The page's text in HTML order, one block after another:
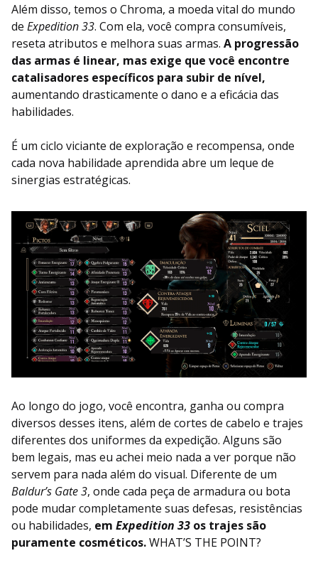
Além disso, temos o Chroma, a moeda vital do mundo
de Expedition 33. Com ela, você compra consumíveis,
reseta atributos e melhora suas armas. A progressão
das armas é linear, mas exige que você encontre
catalisadores específicos para subir de nível,
aumentando drasticamente o dano e a eficácia das
habilidades.
É um ciclo viciante de exploração e recompensa, onde
cada nova habilidade aprendida abre um leque de
sinergias estratégicas.
Ao longo do jogo, você encontra, ganha ou compra
diversos desses itens, além de cortes de cabelo e trajes
diferentes dos uniformes da expedição. Alguns são
bem legais, mas eu achei meio nada a ver porque não
servem para nada além do visual. Diferente de um
Baldur’s Gate 3, onde cada peça de armadura ou bota
pode mudar completamente suas defesas, resistências
ou habilidades, em Expedition 33 os trajes são
puramente cosméticos.WHAT’S THE POINT?